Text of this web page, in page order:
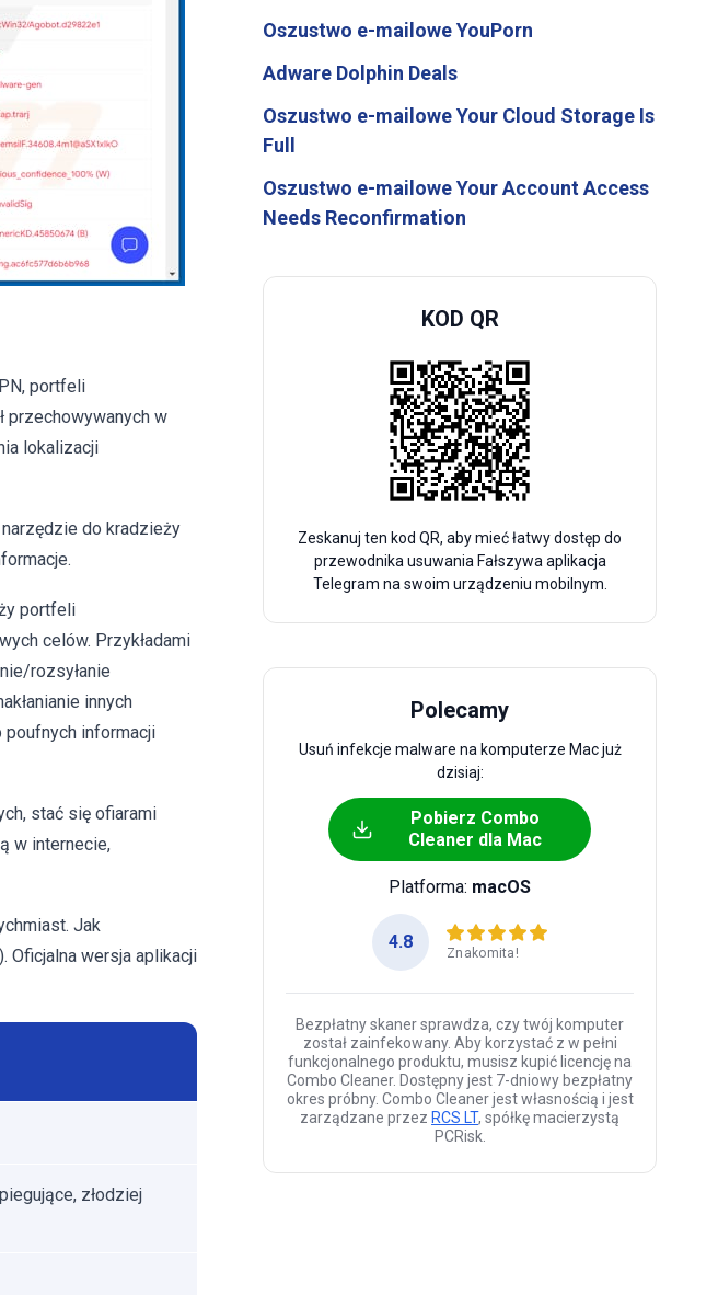
portfeli
przechowywanych w
lokalizacji
do kradzieży
portfeli
celów. Przykładami
rozsyłanie
innych
poufnych informacji
stać się ofiarami
w internecie,
Jak
Oficjalna wersja aplikacji
złodziej
Oszustwo e-mailowe YouPorn
Adware Dolphin Deals
Oszustwo e-mailowe Your Cloud Storage Is
Full
Oszustwo e-mailowe Your Account Access
Needs Reconfirmation
KOD QR
Zeskanuj ten kod QR, aby mieć łatwy dostęp do
przewodnika usuwania Fałszywa aplikacja
Telegram na swoim urządzeniu mobilnym.
Polecamy
Usuń infekcje malware na komputerze Mac już
dzisiaj:
Pobierz Combo
Cleaner dla Mac
Platforma: macOS
4.8
Znakomita!
Bezpłatny skaner sprawdza, czy twój komputer
został zainfekowany. Aby korzystać z w pełni
funkcjonalnego produktu, musisz kupić licencję na
Combo Cleaner. Dostępny jest 7-dniowy bezpłatny
okres próbny. Combo Cleaner jest własnością i jest
zarządzane przez RCS LT, spółkę macierzystą
PCRisk.